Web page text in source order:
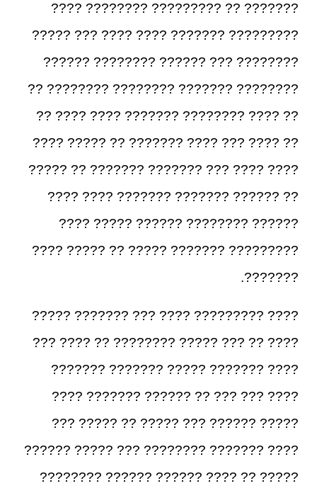
??????? ?? ????????? ???????? ????
????????? ??????? ???? ???? ??? ?????
???????? ??? ?????? ???????? ??????
???????? ??????? ???????? ???????? ??
?? ???? ???????? ??????? ???? ???? ??
?? ???? ??? ???? ??????? ?? ????? ????
???? ???? ??? ??????? ??????? ?? ?????
?? ?????? ??????? ??????? ???? ????
?????? ???????? ?????? ????? ????
????????? ??????? ????? ?? ????? ????
???????.
???? ????????? ???? ??? ??????? ?????
???? ?? ??? ????? ???????? ?? ???? ???
???? ??????? ????? ??????? ???????
???? ??? ??? ?? ?????? ??????? ????
????? ?????? ??? ????? ?? ????? ???
???? ??????? ???????? ??? ????? ??????
????? ?? ???? ?????? ?????? ????????